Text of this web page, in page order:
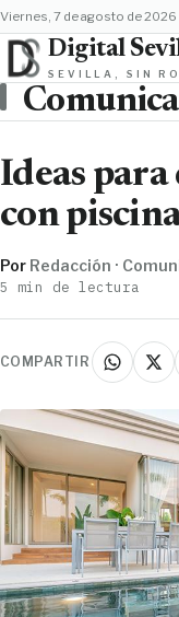
viernes, 7 de agosto de 2026
Digital
SEVILLA, SIN
Ideas
con
Por Redacción ·
5 min de lectura
COMPARTIR